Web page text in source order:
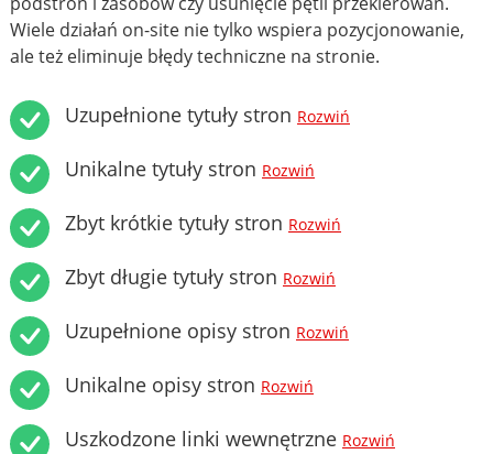
Wiele działań on-site nie tylko wspiera pozycjonowanie,
ale też eliminuje błędy techniczne na stronie.
Uzupełnione tytuły stron Rozwiń
Unikalne tytuły stron Rozwiń
Zbyt krótkie tytuły stron Rozwiń
Zbyt długie tytuły stron Rozwiń
Uzupełnione opisy stron Rozwiń
Unikalne opisy stron Rozwiń
Uszkodzone linki wewnętrzne Rozwiń